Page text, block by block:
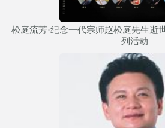
松庭流芳·纪念一代宗师赵松庭先生逝
列活动